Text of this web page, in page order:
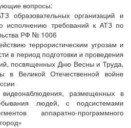
вопросы:
образовательных организаций и
исполнению требований к АТЗ по
РФ № 1006
террористическим угрозам и
в период подготовки и проведения
посвященных Дню Весны и Труда,
в Великой Отечественной войне
размещенных в
людей, с подсистемами
аппаратно-программного